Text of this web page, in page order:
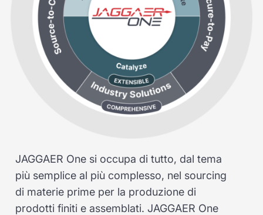
JAGGAER One si occupa di tutto, dal tema
più semplice al più complesso, nel sourcing
di materie prime per la produzione di
prodotti finiti e assemblati. JAGGAER One